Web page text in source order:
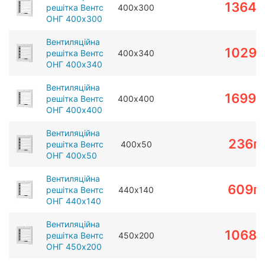
решітка Вентс
ОНГ 400х300
400х300 1364
Вентиляційна
решітка Вентс
ОНГ 400х340
400х340 1029
Вентиляційна
решітка Вентс
ОНГ 400х400
400х400 1699
Вентиляційна
решітка Вентс
ОНГ 400х50
400х50 236
Вентиляційна
решітка Вентс
ОНГ 440х140
440х140 609
Вентиляційна
решітка Вентс
ОНГ 450х200
450х200 1068